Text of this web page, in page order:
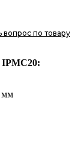
вопроспо товару
IPMC20:
мм